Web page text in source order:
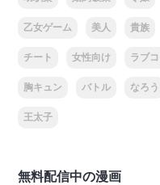
乙女ゲーム 美人 貴族
チート 女性向け ラブコ
胸キュン バトル なろう
王太子
無料配信中の漫画